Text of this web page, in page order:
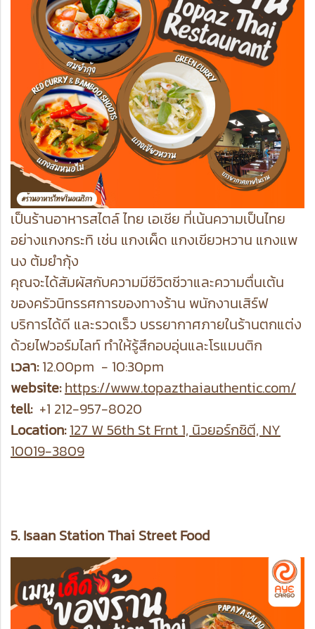
เป็นร้านอาหารสไตล์ ไทย เอเชีย ที่เน้นความเป็นไทย
อย่างแกงกระทิ เช่น แกงเผ็ด แกงเขียวหวาน แกงแพ
นง ต้มยำกุ้ง
คุณจะได้สัมผัสกับความมีชีวิตชีวาและความตื่นเต้น
ของครัวนิทรรศการของทางร้าน พนักงานเสิร์ฟ
บริการได้ดี และรวดเร็ว บรรยากาศภายในร้านตกแต่ง
ด้วยไฟวอร์มไลท์ ทำให้รู้สึกอบอุ่นและโรแมนติก
เวลา:12.00pm - 10:30pm
website: https://www.topazthaiauthentic.com/
tell:+1 212-957-8020
Location: 127 W 56th St Frnt 1, นิวยอร์กซิตี, NY
10019-3809
5. Isaan Station Thai Street Food